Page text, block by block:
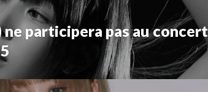
participera pas au concert